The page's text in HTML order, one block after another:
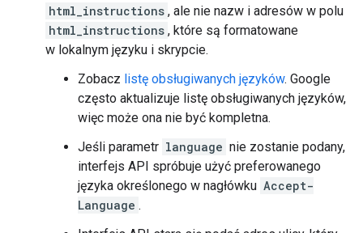
html_instructions , ale nie nazw i adresów w polu
html_instructions , które są formatowane
w lokalnym języku i skrypcie.
Zobacz listę obsługiwanych języków. Google
często aktualizuje listę obsługiwanych języków,
więc może ona nie być kompletna.
Jeśli parametr language nie zostanie podany,
interfejs API spróbuje użyć preferowanego
języka określonego w nagłówku Accept-
Language .